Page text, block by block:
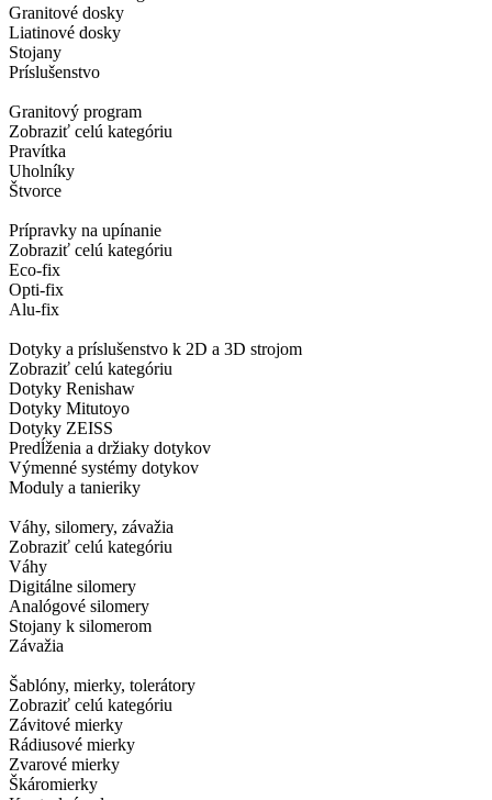
Granitové dosky
Liatinové dosky
Stojany
Príslušenstvo
Granitový program
Zobraziť celú kategóriu
Pravítka
Uholníky
Štvorce
Prípravky na upínanie
Zobraziť celú kategóriu
Eco-fix
Opti-fix
Alu-fix
Dotyky a príslušenstvo k 2D a 3D strojom
Zobraziť celú kategóriu
Dotyky Renishaw
Dotyky Mitutoyo
Dotyky ZEISS
Predĺženia a držiaky dotykov
Výmenné systémy dotykov
Moduly a tanieriky
Váhy, silomery, závažia
Zobraziť celú kategóriu
Váhy
Digitálne silomery
Analógové silomery
Stojany k silomerom
Závažia
Šablóny, mierky, tolerátory
Zobraziť celú kategóriu
Závitové mierky
Rádiusové mierky
Zvarové mierky
Škáromierky